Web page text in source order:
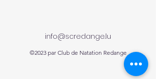
info@scredange.lu
©2023 par Club de Natation Redange